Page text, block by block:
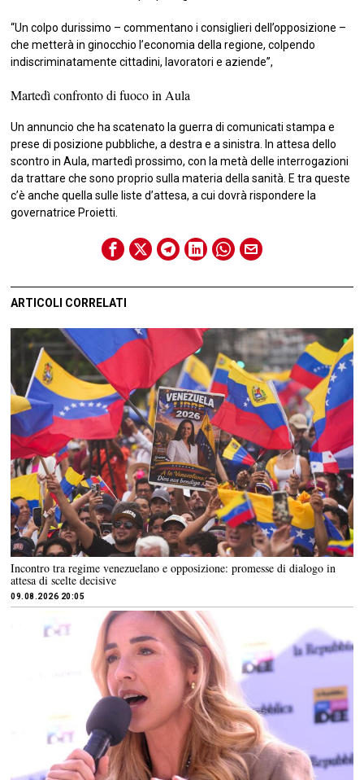
“Un colpo durissimo – commentano i consiglieri dell’opposizione –
che metterà in ginocchio l’economia della regione, colpendo
indiscriminatamente cittadini, lavoratori e aziende”,
Martedì confronto di fuoco in Aula
Un annuncio che ha scatenato la guerra di comunicati stampa e
prese di posizione pubbliche, a destra e a sinistra. In attesa dello
scontro in Aula, martedì prossimo, con la metà delle interrogazioni
da trattare che sono proprio sulla materia della sanità. E tra queste
c’è anche quella sulle liste d’attesa, a cui dovrà rispondere la
governatrice Proietti.
ARTICOLI CORRELATI
Incontro tra regime venezuelano e opposizione: promesse di dialogo in
attesa di scelte decisive
09.08.2026 20:05